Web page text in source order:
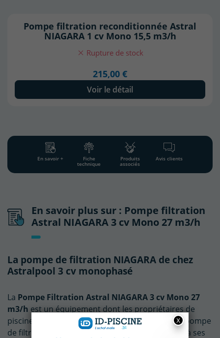
(18 avis)
Pompe filtration reconditionnée Astral
NIAGARA 1 cv Mono 15,5 m3/h
Rupture de stock
215,00 €
Voir le détail
En savoir + Fiche
technique
Produits
associés
Avis clients
En savoir plus sur : Pompe filtration
Astral NIAGARA 3 cv Mono 27 m3/h
La pompe de filtration NIAGARA de chez
Astralpool 3 cv monophasé
La Pompe Filtration Astral NIAGARA 3 cv Mono 27
m3/h est un équipement dont les propriétaires de
piscine apprécie. Performante et robuste, cette pompe
de filtration offre une longue durée de vie grâce à ses